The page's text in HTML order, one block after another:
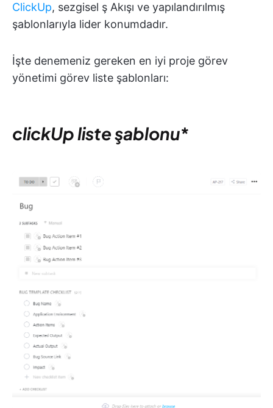
ClickUp, sezgisel ş Akışı ve yapılandırılmış
şablonlarıyla lider konumdadır.
İşte denemeniz gereken en iyi proje görev
yönetimi görev liste şablonları:
clickUp liste şablonu*